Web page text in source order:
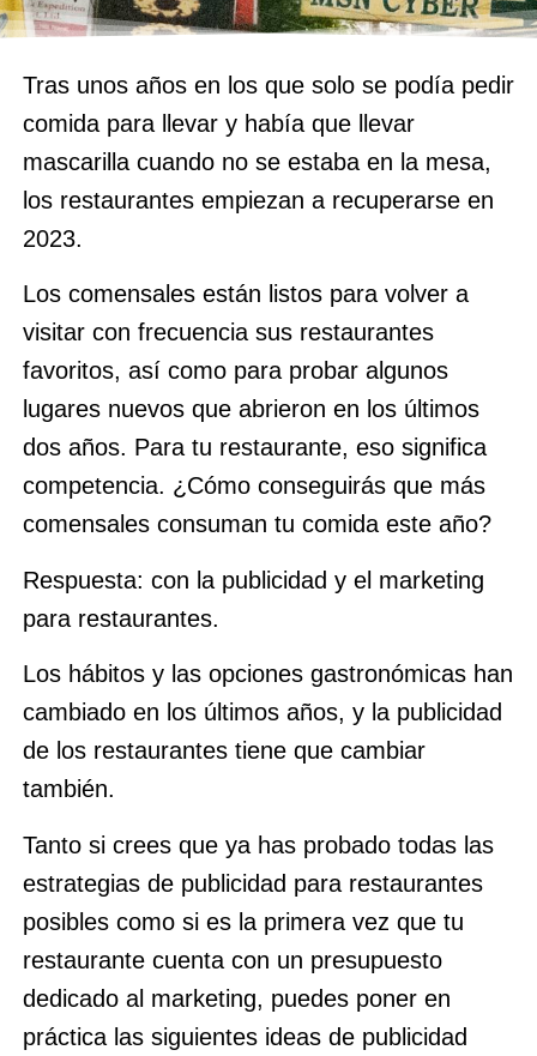
Tras unos años en los que solo se podía pedir
comida para llevar y había que llevar
mascarilla cuando no se estaba en la mesa,
los restaurantes empiezan a recuperarse en
2023.
Los comensales están listos para volver a
visitar con frecuencia sus restaurantes
favoritos, así como para probar algunos
lugares nuevos que abrieron en los últimos
dos años. Para tu restaurante, eso significa
competencia. ¿Cómo conseguirás que más
comensales consuman tu comida este año?
Respuesta: con la publicidad y el marketing
para restaurantes.
Los hábitos y las opciones gastronómicas han
cambiado en los últimos años, y la publicidad
de los restaurantes tiene que cambiar
también.
Tanto si crees que ya has probado todas las
estrategias de publicidad para restaurantes
posibles como si es la primera vez que tu
restaurante cuenta con un presupuesto
dedicado al marketing, puedes poner en
práctica las siguientes ideas de publicidad